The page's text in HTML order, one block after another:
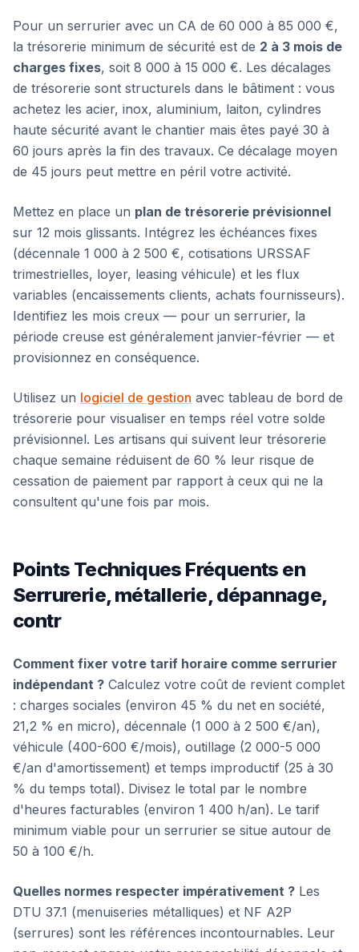
Pour un serrurier avec un CA de 60 000 à 85 000 €,
la trésorerie minimum de sécurité est de 2 à 3 mois de
charges fixes, soit 8 000 à 15 000 €. Les décalages
de trésorerie sont structurels dans le bâtiment : vous
achetez les acier, inox, aluminium, laiton, cylindres
haute sécurité avant le chantier mais êtes payé 30 à
60 jours après la fin des travaux. Ce décalage moyen
de 45 jours peut mettre en péril votre activité.
Mettez en place un plan de trésorerie prévisionnel
sur 12 mois glissants. Intégrez les échéances fixes
(décennale 1 000 à 2 500 €, cotisations URSSAF
trimestrielles, loyer, leasing véhicule) et les flux
variables (encaissements clients, achats fournisseurs).
Identifiez les mois creux — pour un serrurier, la
période creuse est généralement janvier-février — et
provisionnez en conséquence.
Utilisez un logiciel de gestion avec tableau de bord de
trésorerie pour visualiser en temps réel votre solde
prévisionnel. Les artisans qui suivent leur trésorerie
chaque semaine réduisent de 60 % leur risque de
cessation de paiement par rapport à ceux qui ne la
consultent qu'une fois par mois.
Points Techniques Fréquents en
Serrurerie, métallerie, dépannage,
contr
Comment fixer votre tarif horaire comme serrurier
indépendant ? Calculez votre coût de revient complet
: charges sociales (environ 45 % du net en société,
21,2 % en micro), décennale (1 000 à 2 500 €/an),
véhicule (400-600 €/mois), outillage (2 000-5 000
€/an d'amortissement) et temps improductif (25 à 30
% du temps total). Divisez le total par le nombre
d'heures facturables (environ 1 400 h/an). Le tarif
minimum viable pour un serrurier se situe autour de
50 à 100 €/h.
Quelles normes respecter impérativement ? Les
DTU 37.1 (menuiseries métalliques) et NF A2P
(serrures) sont les références incontournables. Leur